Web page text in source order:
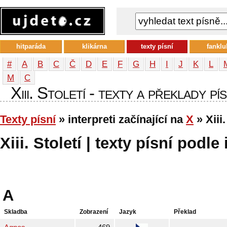
# A B C Č D E F G H I J K L
М
С
Xiii. Století - texty a překlady
Texty písní» interpreti začínající na X »
Xiii. Století | texty písní podle
A
Skladba Zobrazení Jazyk Překlad
hitparáda klikárna texty písní